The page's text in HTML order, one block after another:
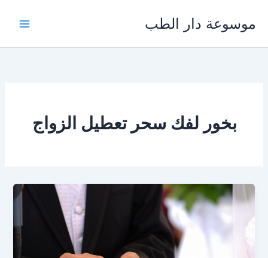
المحتوى
موسوعة دار الطب
بخور لفك سحر تعطيل الزواج